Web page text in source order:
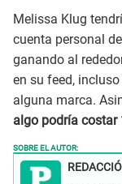
Melissa Klug
cuenta personal
ganando al
en su feed,
alguna marca.
algo podría costar
SOBRE EL AUTOR: